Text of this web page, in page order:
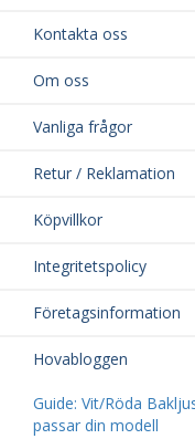
Kontakta oss
Om oss
Vanliga frågor
Retur / Reklamation
Köpvillkor
Integritetspolicy
Företagsinformation
Hovabloggen
Guide: Vit/Röda
passar din modell